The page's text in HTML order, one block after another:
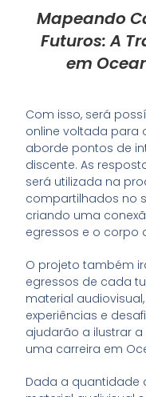
Mapeando
Futuros: A
em
Com isso, será
online voltada para
aborde pontos de
discente. As
será utilizada na
compartilhados no
criando uma
egressos e o corpo
O projeto também
egressos de cada
material
experiências e
ajudarão a ilustrar
uma carreira em
Dada a quantidade